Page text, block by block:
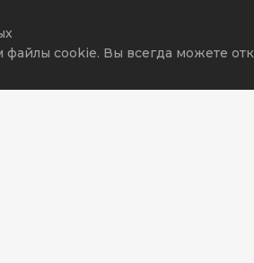
cookie. Вы всегда можете